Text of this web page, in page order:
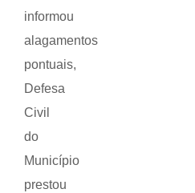
informou
alagamentos
pontuais,
Defesa
Civil
do
Município
prestou